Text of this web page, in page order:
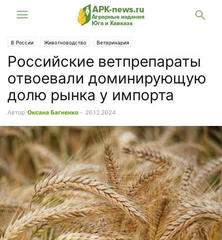
В России Животноводство Ветеринария
Российские ветпрепараты
отвоевали доминирующую
долю рынка у импорта
Автор Оксана Багненко - 26.12.2024